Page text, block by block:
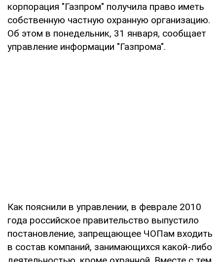
корпорация "Газпром" получила право иметь
собственную частную охранную организацию.
Об этом в понедельник, 31 января, сообщает
управление информации "Газпрома".
Как пояснили в управлении, в феврале 2010
года российское правительство выпустило
постановление, запрещающее ЧОПам входить
в состав компаний, занимающихся какой-либо